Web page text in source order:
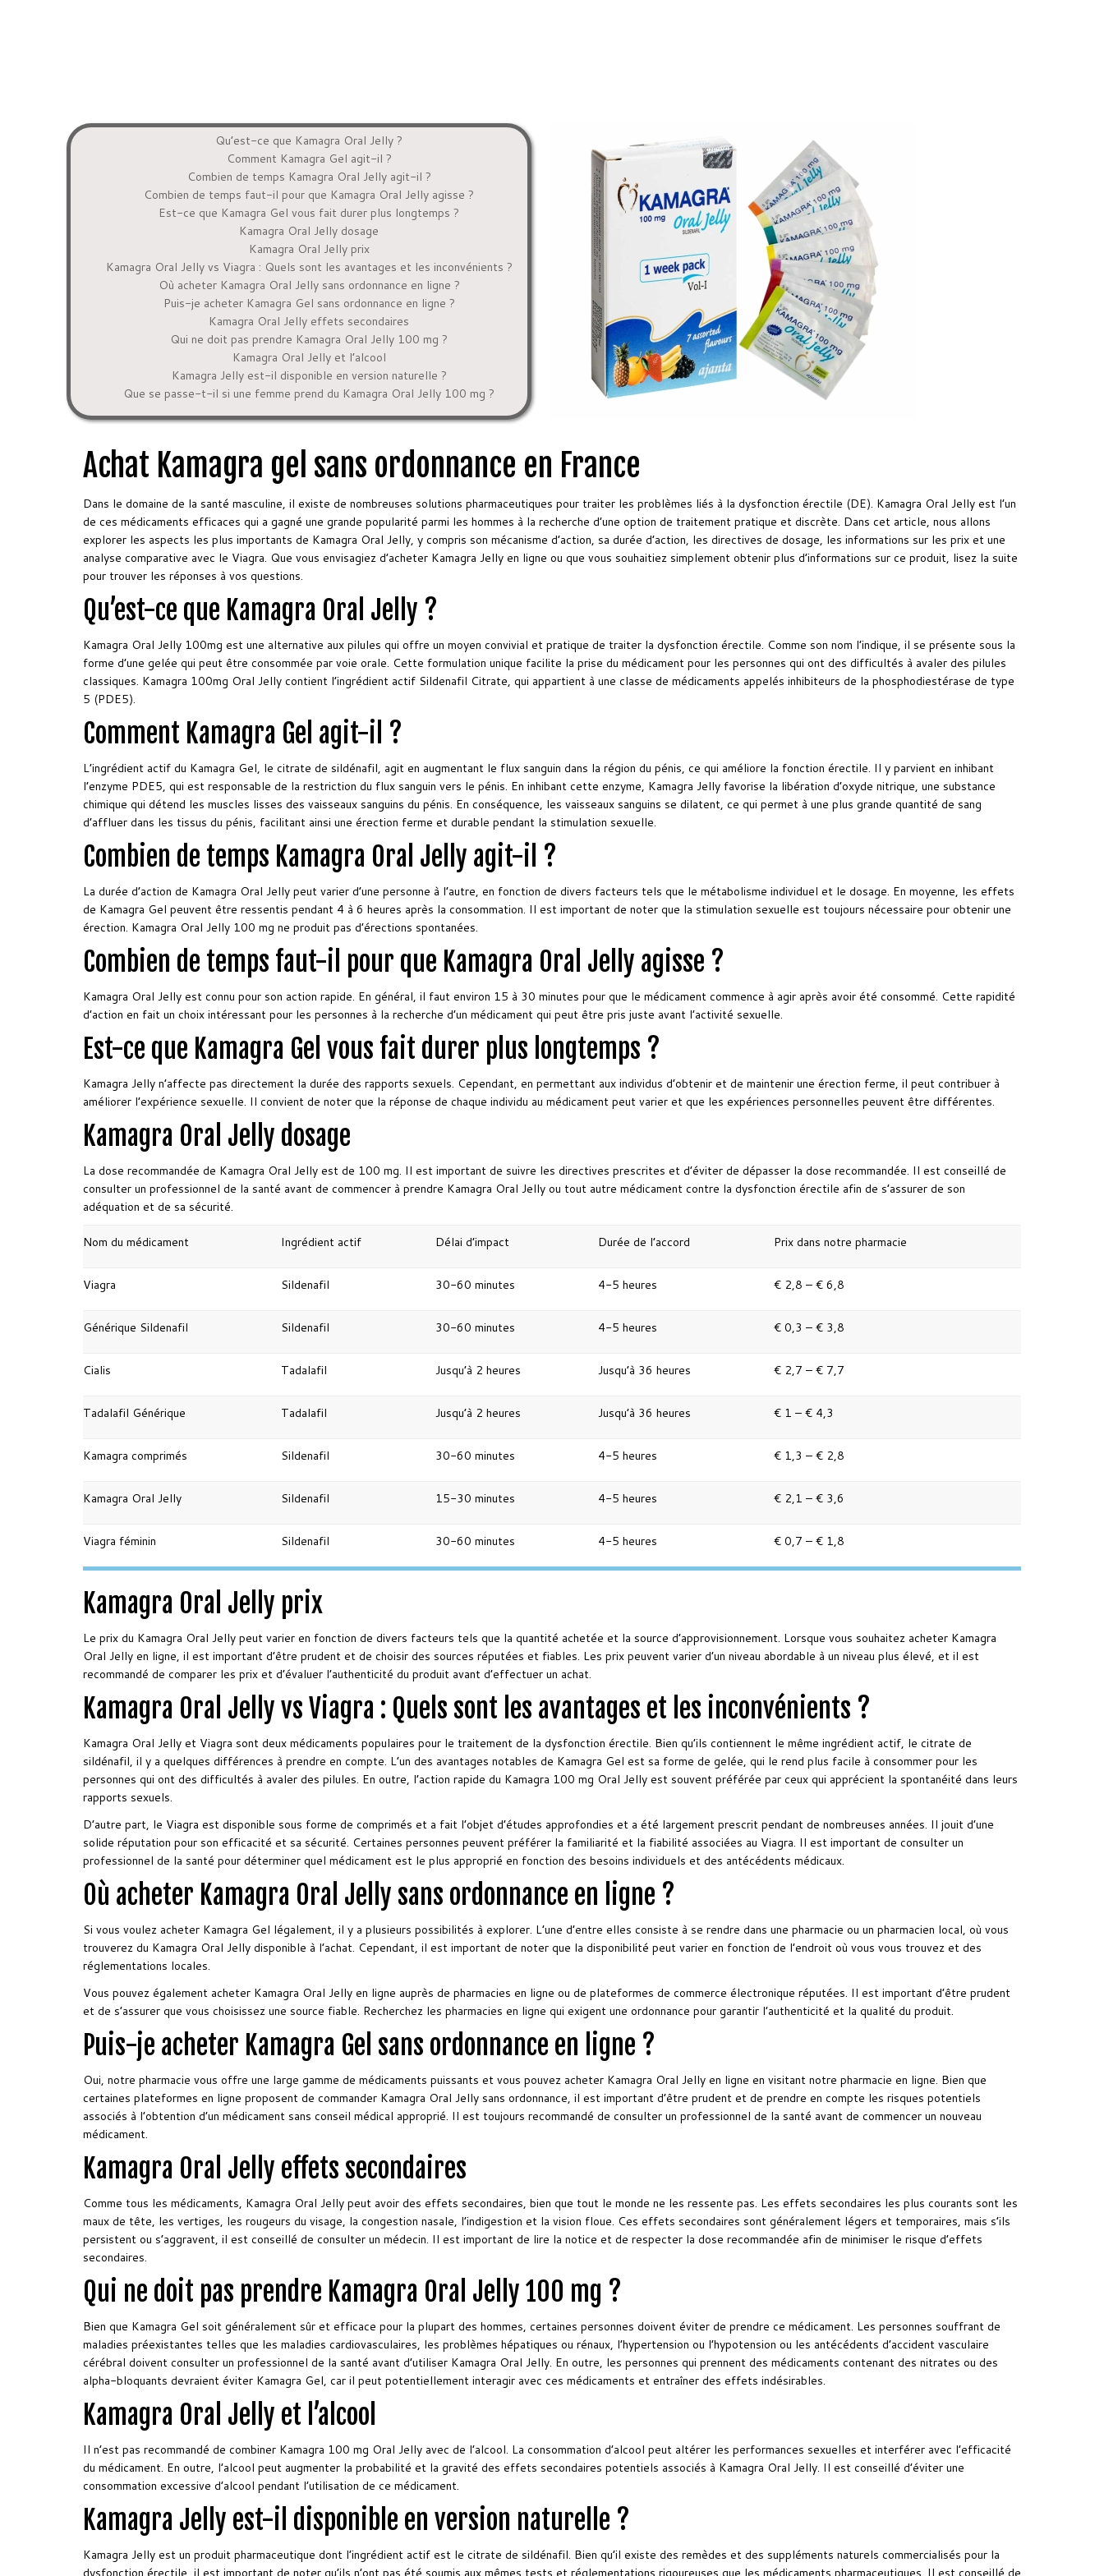
Qu’est-ce que Kamagra Oral Jelly ?
Comment Kamagra Gel agit-il ?
Combien de temps Kamagra Oral Jelly agit-il ?
Combien de temps faut-il pour que Kamagra Oral Jelly agisse ?
Est-ce que Kamagra Gel vous fait durer plus longtemps ?
Kamagra Oral Jelly dosage
Kamagra Oral Jelly prix
Kamagra Oral Jelly vs Viagra : Quels sont les avantages et les inconvénients ?
Où acheter Kamagra Oral Jelly sans ordonnance en ligne ?
Puis-je acheter Kamagra Gel sans ordonnance en ligne ?
Kamagra Oral Jelly effets secondaires
Qui ne doit pas prendre Kamagra Oral Jelly 100 mg ?
Kamagra Oral Jelly et l’alcool
Kamagra Jelly est-il disponible en version naturelle ?
Que se passe-t-il si une femme prend du Kamagra Oral Jelly 100 mg ?
Achat Kamagra gel sans ordonnance en France
Dans le domaine de la santé masculine, il existe de nombreuses solutions pharmaceutiques pour traiter les problèmes liés à la dysfonction érectile (DE). Kamagra Oral Jelly est l’un
de ces médicaments efficaces qui a gagné une grande popularité parmi les hommes à la recherche d’une option de traitement pratique et discrète. Dans cet article, nous allons
explorer les aspects les plus importants de Kamagra Oral Jelly, y compris son mécanisme d’action, sa durée d’action, les directives de dosage, les informations sur les prix et une
analyse comparative avec le Viagra. Que vous envisagiez d’acheter Kamagra Jelly en ligne ou que vous souhaitiez simplement obtenir plus d’informations sur ce produit, lisez la suite
pour trouver les réponses à vos questions.
Qu’est-ce que Kamagra Oral Jelly ?
Kamagra Oral Jelly 100mg est une alternative aux pilules qui offre un moyen convivial et pratique de traiter la dysfonction érectile. Comme son nom l’indique, il se présente sous la
forme d’une gelée qui peut être consommée par voie orale. Cette formulation unique facilite la prise du médicament pour les personnes qui ont des difficultés à avaler des pilules
classiques. Kamagra 100mg Oral Jelly contient l’ingrédient actif Sildenafil Citrate, qui appartient à une classe de médicaments appelés inhibiteurs de la phosphodiestérase de type
5 (PDE5).
Comment Kamagra Gel agit-il ?
L’ingrédient actif du Kamagra Gel, le citrate de sildénafil, agit en augmentant le flux sanguin dans la région du pénis, ce qui améliore la fonction érectile. Il y parvient en inhibant
l’enzyme PDE5, qui est responsable de la restriction du flux sanguin vers le pénis. En inhibant cette enzyme, Kamagra Jelly favorise la libération d’oxyde nitrique, une substance
chimique qui détend les muscles lisses des vaisseaux sanguins du pénis. En conséquence, les vaisseaux sanguins se dilatent, ce qui permet à une plus grande quantité de sang
d’affluer dans les tissus du pénis, facilitant ainsi une érection ferme et durable pendant la stimulation sexuelle.
Combien de temps Kamagra Oral Jelly agit-il ?
La durée d’action de Kamagra Oral Jelly peut varier d’une personne à l’autre, en fonction de divers facteurs tels que le métabolisme individuel et le dosage. En moyenne, les effets
de Kamagra Gel peuvent être ressentis pendant 4 à 6 heures après la consommation. Il est important de noter que la stimulation sexuelle est toujours nécessaire pour obtenir une
érection. Kamagra Oral Jelly 100 mg ne produit pas d’érections spontanées.
Combien de temps faut-il pour que Kamagra Oral Jelly agisse ?
Kamagra Oral Jelly est connu pour son action rapide. En général, il faut environ 15 à 30 minutes pour que le médicament commence à agir après avoir été consommé. Cette rapidité
d’action en fait un choix intéressant pour les personnes à la recherche d’un médicament qui peut être pris juste avant l’activité sexuelle.
Est-ce que Kamagra Gel vous fait durer plus longtemps ?
Kamagra Jelly n’affecte pas directement la durée des rapports sexuels. Cependant, en permettant aux individus d’obtenir et de maintenir une érection ferme, il peut contribuer à
améliorer l’expérience sexuelle. Il convient de noter que la réponse de chaque individu au médicament peut varier et que les expériences personnelles peuvent être différentes.
Kamagra Oral Jelly dosage
La dose recommandée de Kamagra Oral Jelly est de 100 mg. Il est important de suivre les directives prescrites et d’éviter de dépasser la dose recommandée. Il est conseillé de
consulter un professionnel de la santé avant de commencer à prendre Kamagra Oral Jelly ou tout autre médicament contre la dysfonction érectile afin de s’assurer de son
adéquation et de sa sécurité.
Nom du médicament Ingrédient actif Délai d’impact Durée de l’accord Prix dans notre pharmacie
Viagra Sildenafil 30-60 minutes 4-5 heures € 2,8 – € 6,8
Générique Sildenafil Sildenafil 30-60 minutes 4-5 heures € 0,3 – € 3,8
Cialis Tadalafil Jusqu’à 2 heures Jusqu’à 36 heures € 2,7 – € 7,7
Tadalafil Générique Tadalafil Jusqu’à 2 heures Jusqu’à 36 heures € 1 – € 4,3
Kamagra comprimés Sildenafil 30-60 minutes 4-5 heures € 1,3 – € 2,8
Kamagra Oral Jelly Sildenafil 15-30 minutes 4-5 heures € 2,1 – € 3,6
Viagra féminin Sildenafil 30-60 minutes 4-5 heures € 0,7 – € 1,8
Kamagra Oral Jelly prix
Le prix du Kamagra Oral Jelly peut varier en fonction de divers facteurs tels que la quantité achetée et la source d’approvisionnement. Lorsque vous souhaitez acheter Kamagra
Oral Jelly en ligne, il est important d’être prudent et de choisir des sources réputées et fiables. Les prix peuvent varier d’un niveau abordable à un niveau plus élevé, et il est
recommandé de comparer les prix et d’évaluer l’authenticité du produit avant d’effectuer un achat.
Kamagra Oral Jelly vs Viagra : Quels sont les avantages et les inconvénients ?
Kamagra Oral Jelly et Viagra sont deux médicaments populaires pour le traitement de la dysfonction érectile. Bien qu’ils contiennent le même ingrédient actif, le citrate de
sildénafil, il y a quelques différences à prendre en compte. L’un des avantages notables de Kamagra Gel est sa forme de gelée, qui le rend plus facile à consommer pour les
personnes qui ont des difficultés à avaler des pilules. En outre, l’action rapide du Kamagra 100 mg Oral Jelly est souvent préférée par ceux qui apprécient la spontanéité dans leurs
rapports sexuels.
D’autre part, le Viagra est disponible sous forme de comprimés et a fait l’objet d’études approfondies et a été largement prescrit pendant de nombreuses années. Il jouit d’une
solide réputation pour son efficacité et sa sécurité. Certaines personnes peuvent préférer la familiarité et la fiabilité associées au Viagra. Il est important de consulter un
professionnel de la santé pour déterminer quel médicament est le plus approprié en fonction des besoins individuels et des antécédents médicaux.
Où acheter Kamagra Oral Jelly sans ordonnance en ligne ?
Si vous voulez acheter Kamagra Gel légalement, il y a plusieurs possibilités à explorer. L’une d’entre elles consiste à se rendre dans une pharmacie ou un pharmacien local, où vous
trouverez du Kamagra Oral Jelly disponible à l’achat. Cependant, il est important de noter que la disponibilité peut varier en fonction de l’endroit où vous vous trouvez et des
réglementations locales.
Vous pouvez également acheter Kamagra Oral Jelly en ligne auprès de pharmacies en ligne ou de plateformes de commerce électronique réputées. Il est important d’être prudent
et de s’assurer que vous choisissez une source fiable. Recherchez les pharmacies en ligne qui exigent une ordonnance pour garantir l’authenticité et la qualité du produit.
Puis-je acheter Kamagra Gel sans ordonnance en ligne ?
Oui, notre pharmacie vous offre une large gamme de médicaments puissants et vous pouvez acheter Kamagra Oral Jelly en ligne en visitant notre pharmacie en ligne. Bien que
certaines plateformes en ligne proposent de commander Kamagra Oral Jelly sans ordonnance, il est important d’être prudent et de prendre en compte les risques potentiels
associés à l’obtention d’un médicament sans conseil médical approprié. Il est toujours recommandé de consulter un professionnel de la santé avant de commencer un nouveau
médicament.
Kamagra Oral Jelly effets secondaires
Comme tous les médicaments, Kamagra Oral Jelly peut avoir des effets secondaires, bien que tout le monde ne les ressente pas. Les effets secondaires les plus courants sont les
maux de tête, les vertiges, les rougeurs du visage, la congestion nasale, l’indigestion et la vision floue. Ces effets secondaires sont généralement légers et temporaires, mais s’ils
persistent ou s’aggravent, il est conseillé de consulter un médecin. Il est important de lire la notice et de respecter la dose recommandée afin de minimiser le risque d’effets
secondaires.
Qui ne doit pas prendre Kamagra Oral Jelly 100 mg ?
Bien que Kamagra Gel soit généralement sûr et efficace pour la plupart des hommes, certaines personnes doivent éviter de prendre ce médicament. Les personnes souffrant de
maladies préexistantes telles que les maladies cardiovasculaires, les problèmes hépatiques ou rénaux, l’hypertension ou l’hypotension ou les antécédents d’accident vasculaire
cérébral doivent consulter un professionnel de la santé avant d’utiliser Kamagra Oral Jelly. En outre, les personnes qui prennent des médicaments contenant des nitrates ou des
alpha-bloquants devraient éviter Kamagra Gel, car il peut potentiellement interagir avec ces médicaments et entraîner des effets indésirables.
Kamagra Oral Jelly et l’alcool
Il n’est pas recommandé de combiner Kamagra 100 mg Oral Jelly avec de l’alcool. La consommation d’alcool peut altérer les performances sexuelles et interférer avec l’efficacité
du médicament. En outre, l’alcool peut augmenter la probabilité et la gravité des effets secondaires potentiels associés à Kamagra Oral Jelly. Il est conseillé d’éviter une
consommation excessive d’alcool pendant l’utilisation de ce médicament.
Kamagra Jelly est-il disponible en version naturelle ?
Kamagra Jelly est un produit pharmaceutique dont l’ingrédient actif est le citrate de sildénafil. Bien qu’il existe des remèdes et des suppléments naturels commercialisés pour la
dysfonction érectile, il est important de noter qu’ils n’ont pas été soumis aux mêmes tests et réglementations rigoureuses que les médicaments pharmaceutiques. Il est conseillé de